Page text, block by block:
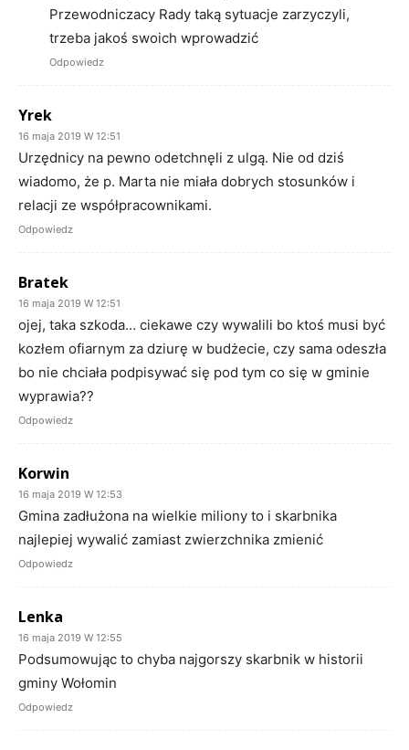
Przewodniczacy Rady taką sytuacje zarzyczyli,
trzeba jakoś swoich wprowadzić
Odpowiedz
Yrek
16 maja 2019 W 12:51
Urzędnicy na pewno odetchnęli z ulgą. Nie od dziś
wiadomo, że p. Marta nie miała dobrych stosunków i
relacji ze współpracownikami.
Odpowiedz
Bratek
16 maja 2019 W 12:51
ojej, taka szkoda… ciekawe czy wywalili bo ktoś musi być
kozłem ofiarnym za dziurę w budżecie, czy sama odeszła
bo nie chciała podpisywać się pod tym co się w gminie
wyprawia??
Odpowiedz
Korwin
16 maja 2019 W 12:53
Gmina zadłużona na wielkie miliony to i skarbnika
najlepiej wywalić zamiast zwierzchnika zmienić
Odpowiedz
Lenka
16 maja 2019 W 12:55
Podsumowując to chyba najgorszy skarbnik w historii
gminy Wołomin
Odpowiedz